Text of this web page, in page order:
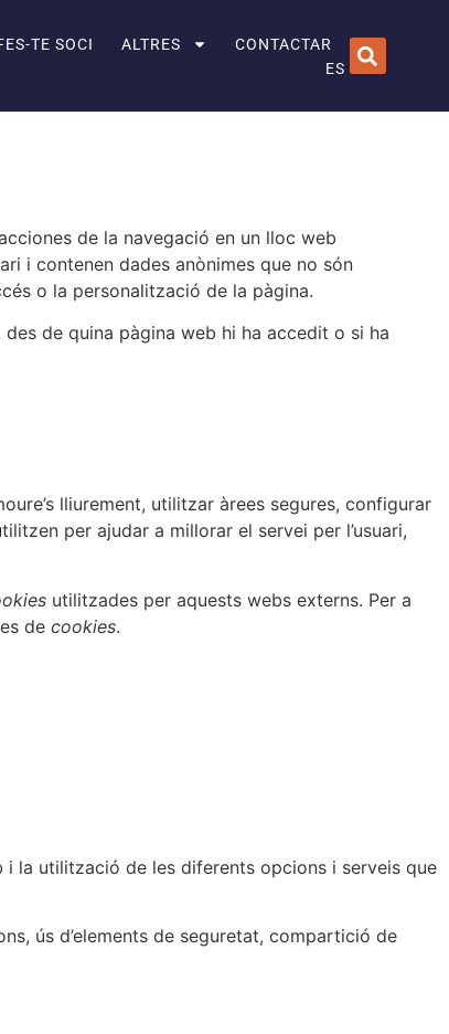
TE SOCI ALTRES
CONTACTAR
ES
de la navegació en un lloc web
i contenen dades anònimes que no són
o la personalització de la pàgina.
de quina pàgina web hi ha accedit o si ha
lliurement, utilitzar àrees segures, configurar
per ajudar a millorar el servei per l’usuari,
utilitzades per aquests webs externs. Per a
de cookies.
i la utilització de les diferents opcions i serveis que
ús d’elements de seguretat, compartició de